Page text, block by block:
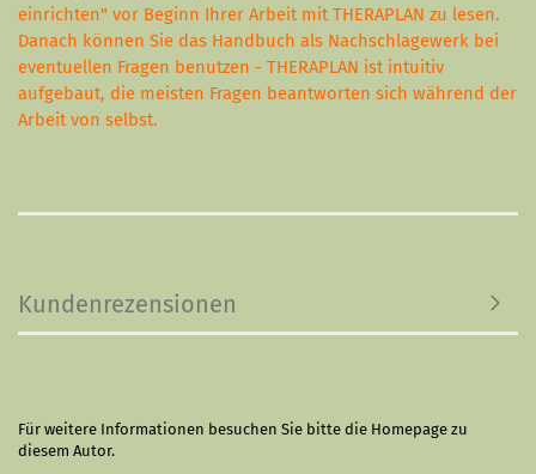
einrichten" vor Beginn Ihrer Arbeit mit THERAPLAN zu lesen.
Danach können Sie das Handbuch als Nachschlagewerk bei
eventuellen Fragen benutzen - THERAPLAN ist intuitiv
aufgebaut, die meisten Fragen beantworten sich während der
Arbeit von selbst.
Kundenrezensionen
Für weitere Informationen besuchen Sie bitte die Homepage zu
diesem Autor.